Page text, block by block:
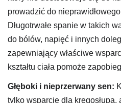
prowadzić do
Długotrwałe spanie w takich
do bólów, napięć i innych
zapewniający właściwe
kształtu ciała pomoże
Głęboki i nieprzerwany sen:
tylko wsparcie dla